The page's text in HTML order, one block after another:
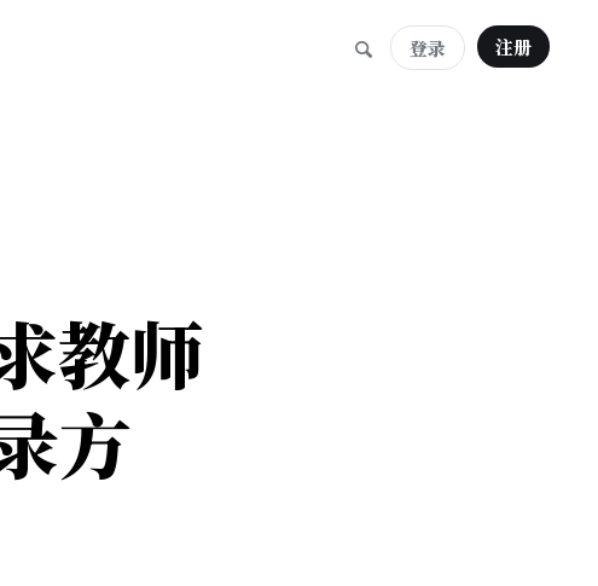
登录 注册
教师
方